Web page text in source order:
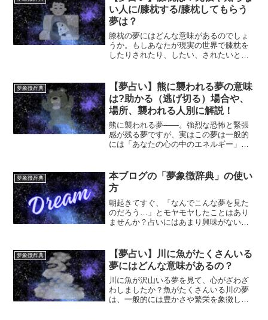
高いです。この場合は夢が...
い人に/膝枕する/膝枕してもらう
夢は？
膝枕の夢にはどんな意味があるのでしょ
うか。もしあなたが現実の世界で膝枕を
したりされたり、したい、されたいと思
性が高いです。この場合は、あえてその
意味を探る必要はないです...
夢象徴辞典
【夢占い】熊に襲われる夢の意味
は?助かる（逃げ切る）場合や、
場所、襲われる人別に解説！
熊に襲われる夢――。強烈な恐怖と緊張
感が残る夢ですが、実はこの夢は一般的
には「あなたの心の中のエネルギー」や
性」「本能」「支配」を象徴します。こ
こでは、熊に襲われる夢の意...
夢象徴辞典
本ブログの「夢象徴辞典」の使い
方
朝起きてすぐ、「なんでこんな夢を見た
のだろう…」とモヤモヤしたことはあり
ませんか？占いにはあまり興味がないけ
ための手段のひとつが、このブログのカ
テゴリー、「夢象徴辞典」...
夢象徴辞典
【夢占い】川に魚がたくさんいる
夢にはどんな意味があるの？
川に魚が沢山いる夢を見て、心がざわざ
わしましたか？魚がたくさんいる川の夢
は、一般的には豊かさや繁栄を象徴して